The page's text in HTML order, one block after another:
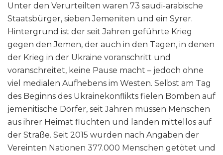
Unter den Verurteilten waren 73 saudi-arabische
Staatsbürger, sieben Jemeniten und ein Syrer.
Hintergrund ist der seit Jahren geführte Krieg
gegen den Jemen, der auch in den Tagen, in denen
der Krieg in der Ukraine voranschritt und
voranschreitet, keine Pause macht – jedoch ohne
viel medialen Aufhebens im Westen. Selbst am Tag
des Beginns des Ukrainekonflikts fielen Bomben auf
jemenitische Dörfer, seit Jahren müssen Menschen
aus ihrer Heimat flüchten und landen mittellos auf
der Straße. Seit 2015 wurden nach Angaben der
Vereinten Nationen 377.000 Menschen getötet und